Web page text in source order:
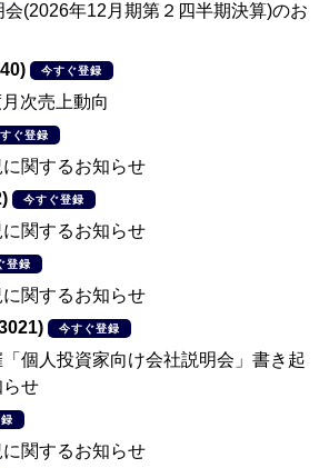
(2026年12月期第２四半期決算)のお
今すぐ登録
次売上動向
ぐ登録
関するお知らせ
今すぐ登録
関するお知らせ
登録
関するお知らせ
今すぐ登録
個人投資家向け会社説明会」書き起
らせ
関するお知らせ